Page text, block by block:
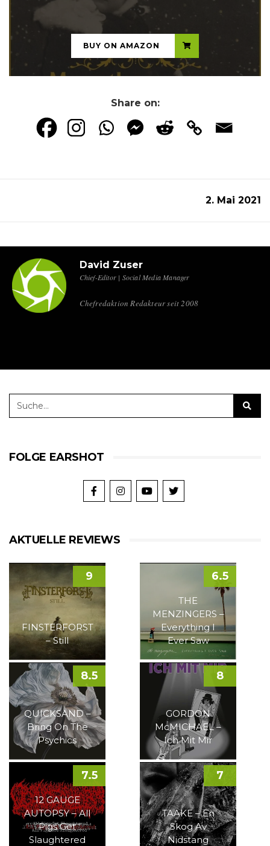
...
BUY ON AMAZON
Share on:
2. Mai 2021
David Zuser
Chief-Editor | Social Media Manager
Chefredaktion Redakteur seit 2008
FOLGE EARSHOT
AKTUELLE REVIEWS
FINSTERFORST
– Still
9
THE
MENZINGERS –
Everything I
Ever Saw
6.5
QUICKSAND –
Bring On The
Psychics
8.5
GORDON
McMICHAEL –
Ich Mit Mir
8
12 GAUGE
AUTOPSY – All
Pigs Get
Slaughtered
7.5
TAAKE – En
Skog Av
Nidstang
7